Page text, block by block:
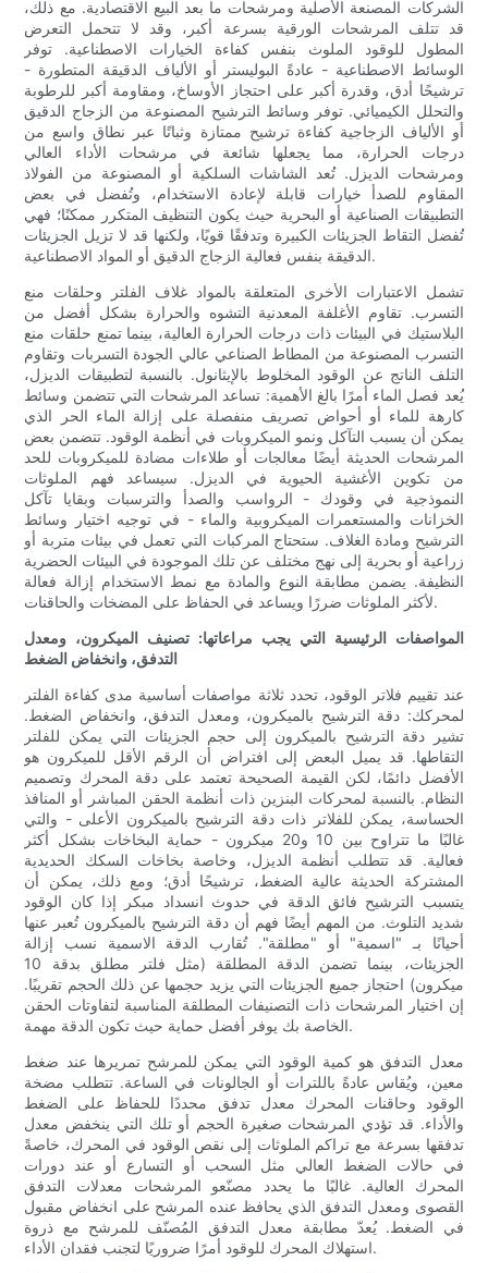
الشركات المصنعة الأصلية ومرشحات ما بعد البيع الاقتصادية. مع ذلك،
قد تتلف المرشحات الورقية بسرعة أكبر، وقد لا تتحمل التعرض
المطول للوقود الملوث بنفس كفاءة الخيارات الاصطناعية. توفر
الوسائط الاصطناعية - عادةً البوليستر أو الألياف الدقيقة المتطورة -
ترشيحًا أدق، وقدرة أكبر على احتجاز الأوساخ، ومقاومة أكبر للرطوبة
والتحلل الكيميائي. توفر وسائط الترشيح المصنوعة من الزجاج الدقيق
أو الألياف الزجاجية كفاءة ترشيح ممتازة وثباتًا عبر نطاق واسع من
درجات الحرارة، مما يجعلها شائعة في مرشحات الأداء العالي
ومرشحات الديزل. تُعد الشاشات السلكية أو المصنوعة من الفولاذ
المقاوم للصدأ خيارات قابلة لإعادة الاستخدام، وتُفضل في بعض
التطبيقات الصناعية أو البحرية حيث يكون التنظيف المتكرر ممكنًا؛ فهي
تُفضل التقاط الجزيئات الكبيرة وتدفقًا قويًا، ولكنها قد لا تزيل الجزيئات
الدقيقة بنفس فعالية الزجاج الدقيق أو المواد الاصطناعية.
تشمل الاعتبارات الأخرى المتعلقة بالمواد غلاف الفلتر وحلقات منع
التسرب. تقاوم الأغلفة المعدنية التشوه والحرارة بشكل أفضل من
البلاستيك في البيئات ذات درجات الحرارة العالية، بينما تمنع حلقات منع
التسرب المصنوعة من المطاط الصناعي عالي الجودة التسربات وتقاوم
التلف الناتج عن الوقود المخلوط بالإيثانول. بالنسبة لتطبيقات الديزل،
يُعد فصل الماء أمرًا بالغ الأهمية: تساعد المرشحات التي تتضمن وسائط
كارهة للماء أو أحواض تصريف منفصلة على إزالة الماء الحر الذي
يمكن أن يسبب التآكل ونمو الميكروبات في أنظمة الوقود. تتضمن بعض
المرشحات الحديثة أيضًا معالجات أو طلاءات مضادة للميكروبات للحد
من تكوين الأغشية الحيوية في الديزل. سيساعد فهم الملوثات
النموذجية في وقودك - الرواسب والصدأ والترسبات وبقايا تآكل
الخزانات والمستعمرات الميكروبية والماء - في توجيه اختيار وسائط
الترشيح ومادة الغلاف. ستحتاج المركبات التي تعمل في بيئات متربة أو
زراعية أو بحرية إلى نهج مختلف عن تلك الموجودة في البيئات الحضرية
النظيفة. يضمن مطابقة النوع والمادة مع نمط الاستخدام إزالة فعالة
لأكثر الملوثات ضررًا ويساعد في الحفاظ على المضخات والحاقنات.
المواصفات الرئيسية التي يجب مراعاتها: تصنيف الميكرون، ومعدل
التدفق، وانخفاض الضغط
عند تقييم فلاتر الوقود، تحدد ثلاثة مواصفات أساسية مدى كفاءة الفلتر
لمحركك: دقة الترشيح بالميكرون، ومعدل التدفق، وانخفاض الضغط.
تشير دقة الترشيح بالميكرون إلى حجم الجزيئات التي يمكن للفلتر
التقاطها. قد يميل البعض إلى افتراض أن الرقم الأقل للميكرون هو
الأفضل دائمًا، لكن القيمة الصحيحة تعتمد على دقة المحرك وتصميم
النظام. بالنسبة لمحركات البنزين ذات أنظمة الحقن المباشر أو المنافذ
الحساسة، يمكن للفلاتر ذات دقة الترشيح بالميكرون الأعلى - والتي
غالبًا ما تتراوح بين 10 و20 ميكرون - حماية البخاخات بشكل أكثر
فعالية. قد تتطلب أنظمة الديزل، وخاصة بخاخات السكك الحديدية
المشتركة الحديثة عالية الضغط، ترشيحًا أدق؛ ومع ذلك، يمكن أن
يتسبب الترشيح فائق الدقة في حدوث انسداد مبكر إذا كان الوقود
شديد التلوث. من المهم أيضًا فهم أن دقة الترشيح بالميكرون تُعبر عنها
أحيانًا بـ "اسمية" أو "مطلقة". تُقارب الدقة الاسمية نسب إزالة
الجزيئات، بينما تضمن الدقة المطلقة (مثل فلتر مطلق بدقة 10
ميكرون) احتجاز جميع الجزيئات التي يزيد حجمها عن ذلك الحجم تقريبًا.
إن اختيار المرشحات ذات التصنيفات المطلقة المناسبة لتفاوتات الحقن
الخاصة بك يوفر أفضل حماية حيث تكون الدقة مهمة.
معدل التدفق هو كمية الوقود التي يمكن للمرشح تمريرها عند ضغط
معين، ويُقاس عادةً باللترات أو الجالونات في الساعة. تتطلب مضخة
الوقود وحاقنات المحرك معدل تدفق محددًا للحفاظ على الضغط
والأداء. قد تؤدي المرشحات صغيرة الحجم أو تلك التي ينخفض ​​معدل
تدفقها بسرعة مع تراكم الملوثات إلى نقص الوقود في المحرك، خاصةً
في حالات الضغط العالي مثل السحب أو التسارع أو عند دورات
المحرك العالية. غالبًا ما يحدد مصنّعو المرشحات معدلات التدفق
القصوى ومعدل التدفق الذي يحافظ عنده المرشح على انخفاض مقبول
في الضغط. يُعدّ مطابقة معدل التدفق المُصنّف للمرشح مع ذروة
استهلاك المحرك للوقود أمرًا ضروريًا لتجنب فقدان الأداء.